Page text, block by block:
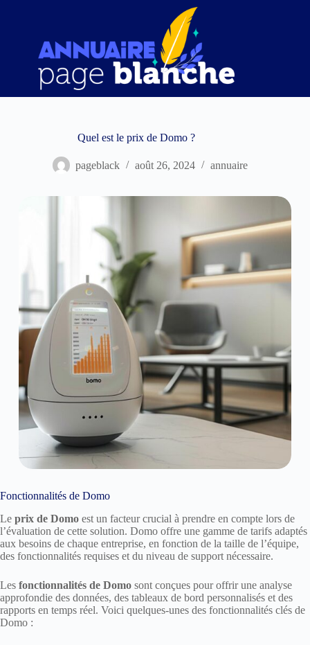
Quel est le prix de Domo ?
pageblack août 26, 2024 annuaire
Fonctionnalités de Domo
Le prix de Domo est un facteur crucial à prendre en compte lors de
l’évaluation de cette solution. Domo offre une gamme de tarifs adaptés
aux besoins de chaque entreprise, en fonction de la taille de l’équipe,
des fonctionnalités requises et du niveau de support nécessaire.
Les fonctionnalités de Domo sont conçues pour offrir une analyse
approfondie des données, des tableaux de bord personnalisés et des
rapports en temps réel. Voici quelques-unes des fonctionnalités clés de
Domo :